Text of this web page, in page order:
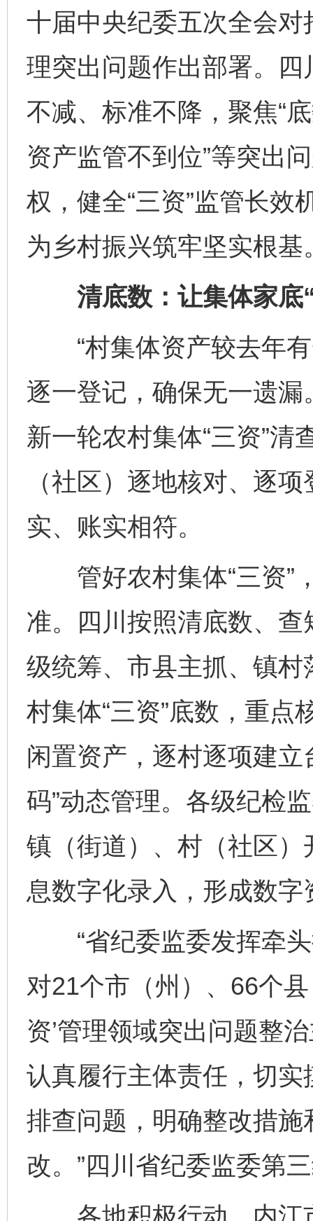
十届中央纪委五次全会对
理突出问题作出部署。
不减、标准不降，聚焦“
资产监管不到位”等突出
权，健全“三资”监管长效
为乡村振兴筑牢坚实根基
清底数：让集体家底“
“村集体资产较去年有
逐一登记，确保无一遗
新一轮农村集体“三资”
（社区）逐地核对、逐
实、账实相符。
管好农村集体“三资”
准。四川按照清底数、查
级统筹、市县主抓、镇村
村集体“三资”底数，重点
闲置资产，逐村逐项建
码”动态管理。各级纪检
镇（街道）、村（社区）
息数字化录入，形成数字
“省纪委监委发挥牵头
对21个市（州）、66个
资’管理领域突出问题整
认真履行主体责任，切
排查问题，明确整改措
改。”四川省纪委监委第